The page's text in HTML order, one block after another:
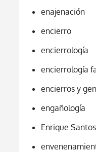
enajenación
encierro
encierrología
encierrología
encierros y
engañología
Enrique